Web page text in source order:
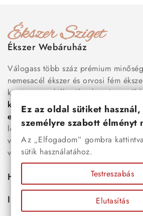
Ékszer Webáruház
Válogass több száz prémium
nemesacél ékszer és orvosi fém
között megtalálhatók a
karkötők
, női nyakláncok ,
esküvői kiegészítőkegyaránt.
legújabb trendeket követő, mégis
választhatsz – legyen szó
viseletről vagy különleges alkalmakról.
Hasznos
Információk
Ez az oldal sütiket
személyre szabott élményt
Az „Elfogadom” gombra
sütik használatához.
Testreszabás
Elutasítás